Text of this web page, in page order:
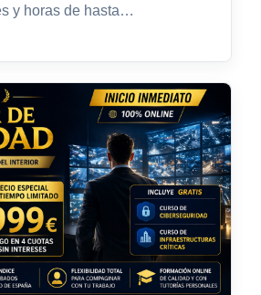
y horas de hasta…